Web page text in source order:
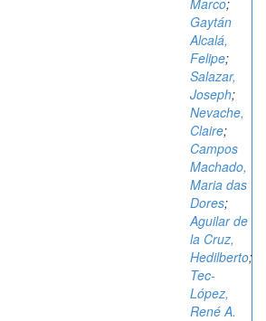
Marco;
Gaytán
Alcalá,
Felipe;
Salazar,
Joseph;
Nevache,
Claire;
Campos
Machado,
Maria das
Dores;
Aguilar de
la Cruz,
Hedilberto;
Tec-
López,
René A.